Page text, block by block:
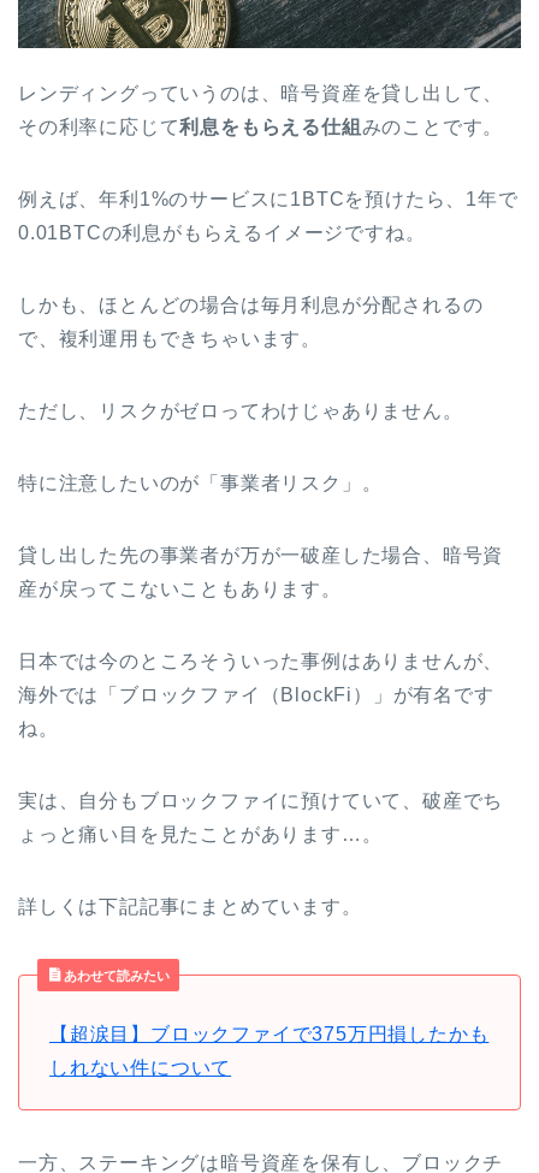
レンディングっていうのは、暗号資産を貸し出して、
その利率に応じて利息をもらえる仕組 みのことです。
例えば、年利1%のサービスに1BTCを預けたら、1年で
0.01BTCの利息がもらえるイメージですね。
しかも、ほとんどの場合は毎月利息が分配されるの
で、複利運用もできちゃいます。
ただし、リスクがゼロってわけじゃありません。
特に注意したいのが「事業者リスク」。
貸し出した先の事業者が万が一破産した場合、暗号資
産が戻ってこないこともあります。
日本では今のところそういった事例はありませんが、
海外では「ブロックファイ（BlockFi）」が有名です
ね。
実は、自分もブロックファイに預けていて、破産でち
ょっと痛い目を見たことがあります…。
詳しくは下記記事にまとめています。
あわせて読みたい
【超涙目】ブロックファイで375万円損したかも
しれない件について
一方、ステーキングは暗号資産を保有し、ブロックチ